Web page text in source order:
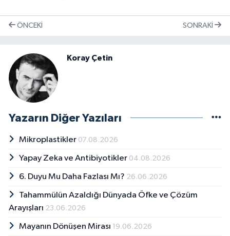
ÖNCEKI SONRAKI
Koray Çetin
Yazarın Diğer Yazıları
Mikroplastikler 07.08.2026
Yapay Zeka ve Antibiyotikler 04.08.2026
6. Duyu Mu Daha Fazlası Mı? 26.06.2026
Tahammülün Azaldığı Dünyada Öfke ve Çözüm
Arayışları 23.06.2026
Mayanın Dönüşen Mirası 19.06.2026